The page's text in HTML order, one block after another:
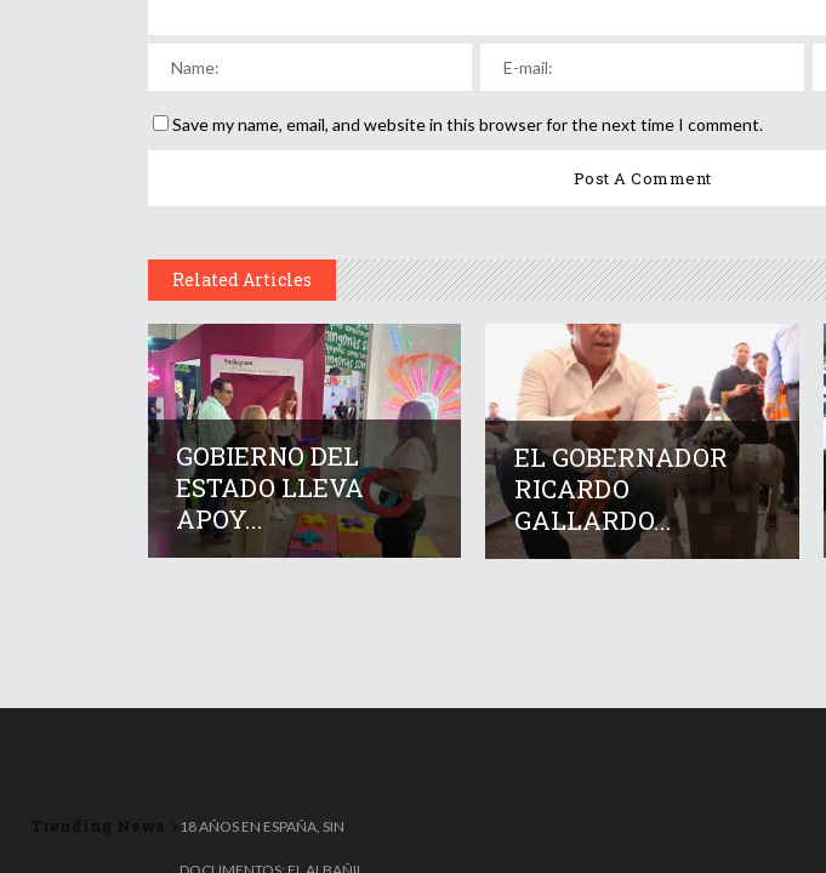
Save my name, email, and website in this browser for the next time I comment.
Related Articles
GOBIERNO DEL
ESTADO LLEVA
APOY...
EL GOBERNADOR
RICARDO
GALLARDO...
18 AÑOS EN ESPAÑA, SIN